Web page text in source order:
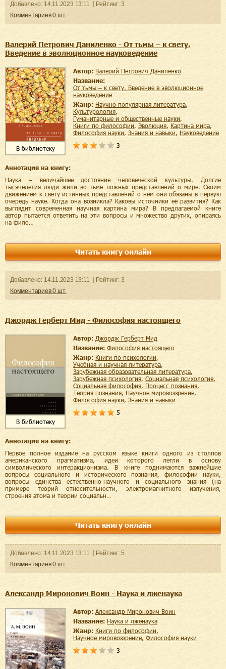
Добавленo: 14.11.2023 13:11 Рейтинг: 3
Комментариев0 шт.
Валерий Петрович Даниленко - От тьмы – к свету.
Введение в эволюционное науковедение
В библиотеку
Автор:
Валерий Петрович Даниленко
Название:
От тьмы – к свету. Введение в эволюционное
науковедение
Жанр:
научно-популярная литература,
культурология,
гуманитарные и общественные науки,
книги по философии, эволюция, картина мира,
философия науки, знания и навыки,
науковедение
3
Аннотация на книгу:
Наука – величайшее достояние человеческой культуры. Долгие
тысячелетия люди жили во тьме ложных представлений о мире. Своим
движением к свету истинных представлений о нём они обязаны в первую
очередь науке. Когда она возникла? Каковы источники её развития? Как
выглядит современная научная картина мира? В предлагаемой книге
автор пытается ответить на эти вопросы и множество других, опираясь
на фило…
Читать книгу онлайн
Добавленo: 14.11.2023 13:11 Рейтинг: 3
Комментариев0 шт.
Джордж Герберт Мид - Философия настоящего
В библиотеку
Автор:
Джордж Герберт Мид
Название:
Философия настоящего
Жанр:
книги по психологии,
учебная и научная литература,
зарубежная образовательная литература,
зарубежная психология, социальная психология,
социальная философия, процесс познания,
теория познания, научное мировоззрение,
философия науки,
знания и навыки
5
Аннотация на книгу:
Первое полное издание на русском языке книги одного из столпов
американского прагматизма, идеи которого легли в основу
символического интеракционизма. В книге поднимаются важнейшие
вопросы социального и исторического познания, философии науки,
вопросы единства естественно-научного и социального знания (на
примере теорий относительности, электромагнитного излучения,
строения атома и теории социальн…
Читать книгу онлайн
Добавленo: 14.11.2023 13:11 Рейтинг: 5
Комментариев0 шт.
Александр Миронович Воин - Наука и лженаука
Автор:
Александр Миронович Воин
Название:
Наука и лженаука
Жанр:
книги по философии,
научное мировоззрение,
философия науки
3